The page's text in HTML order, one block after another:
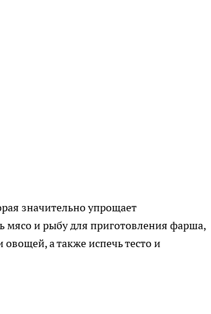
значительно упрощает
и рыбу для приготовления фарша,
а также испечь тесто и